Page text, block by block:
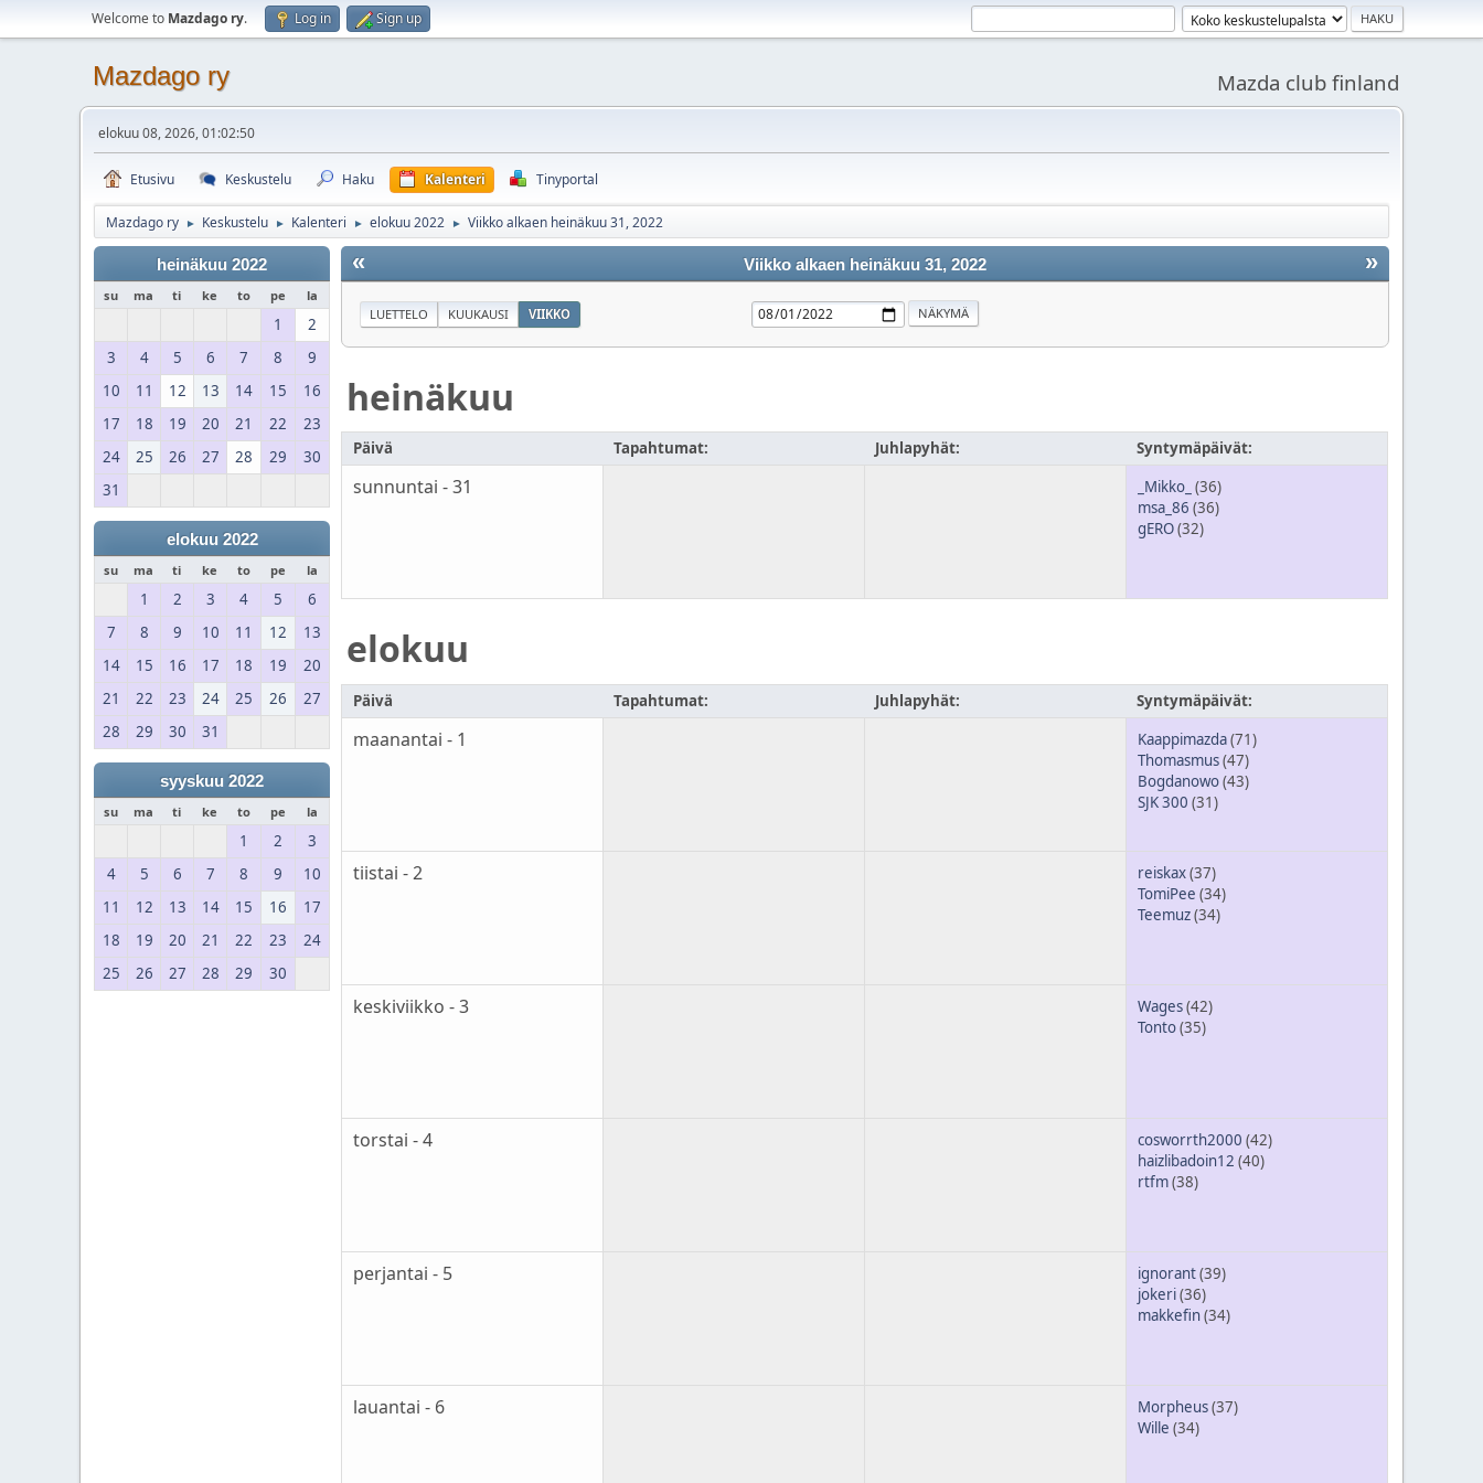
Welcome to Mazdago ry. Log in Sign up
Mazdago ry Mazda club finland
elokuu 08, 2026, 01:02:50
Etusivu Keskustelu Haku Kalenteri Tinyportal
Mazdago ry ► Keskustelu ► Kalenteri ► elokuu 2022 ► Viikko alkaen heinäkuu 31, 2022
heinäkuu 2022
su ma ti ke to pe la
1
2
3
4 5 6 7 8
9
10
11 12 13 14 15
16
17
18 19 20 21 22
23
24
25 26 27 28 29
30
31
elokuu 2022
su ma ti ke to pe la
1 2 3 4 5
6
7
8 9 10 11 12
13
14
15 16 17 18 19
20
21
22 23 24 25 26
27
28
29 30 31
syyskuu 2022
su ma ti ke to pe la
1 2
3
4
5 6 7 8 9
10
11
12 13 14 15 16
17
18
19 20 21 22 23
24
25
26 27 28 29 30
« »
Viikko alkaen heinäkuu 31, 2022
LUETTELO KUUKAUSI VIIKKO
heinäkuu
Päivä Tapahtumat: Juhlapyhät: Syntymäpäivät:
sunnuntai - 31 _Mikko_ (36)
msa_86 (36)
gERO(32)
elokuu
Päivä Tapahtumat: Juhlapyhät: Syntymäpäivät:
maanantai - 1 Kaappimazda(71)
Thomasmus(47)
Bogdanowo(43)
SJK 300 (31)
tiistai - 2 reiskax(37)
TomiPee (34)
Teemuz(34)
keskiviikko - 3 Wages(42)
Tonto(35)
torstai - 4 cosworrth2000 (42)
haizlibadoin12 (40)
rtfm(38)
perjantai - 5 ignorant(39)
jokeri(36)
makkefin(34)
lauantai - 6 Morpheus(37)
Wille (34)